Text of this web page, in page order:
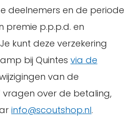
deelnemers en de periode
p.p.p.d. en
kunt deze verzekering
bij Quintes via de
van de
vragen over de betaling,
info@scoutshop.nl.